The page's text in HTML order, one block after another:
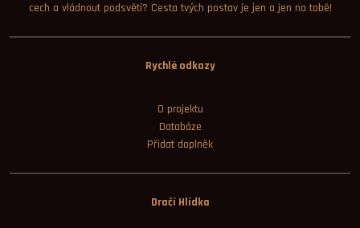
cech a vládnout podsvětí? Cesta tvých postav je jen a jen na tobě!
Rychlé odkazy
O projektu
Databáze
Přidat doplněk
Dračí Hlídka